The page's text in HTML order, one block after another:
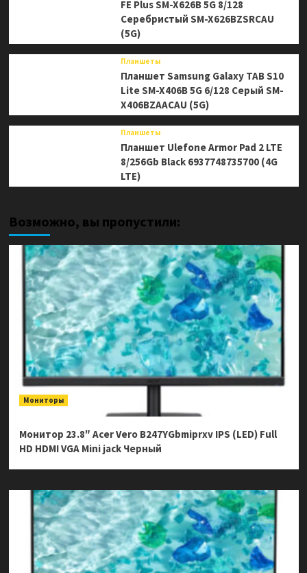
FE Plus SM-X626B 5G 8/128
Серебристый SM-X626BZSRCAU
(5G)
Планшеты
Планшет Samsung Galaxy TAB S10
Lite SM-X406B 5G 6/128 Серый SM-
X406BZAACAU (5G)
Планшеты
Планшет Ulefone Armor Pad 2 LTE
8/256Gb Black 6937748735700 (4G
LTE)
Возможно, вы пропустили:
Мониторы
Монитор 23.8″ Acer Vero B247YGbmiprxv IPS (LED) Full
HD HDMI VGA Mini jack Черный